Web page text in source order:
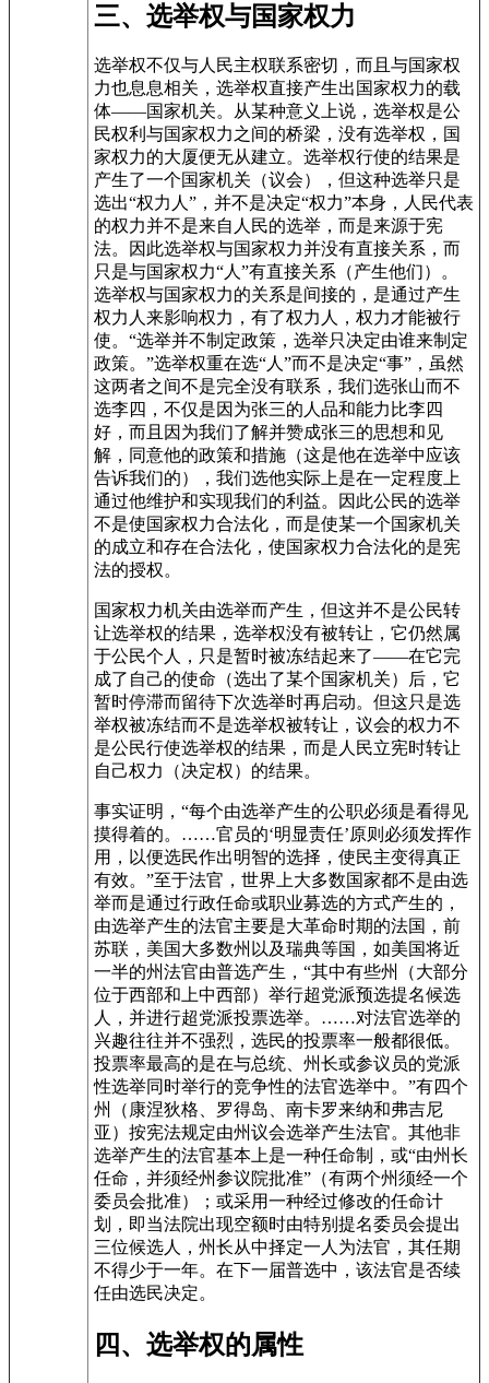
三、选举权与国家权力
选举权不仅与人民主权联系密切，而且与国家权
力也息息相关，选举权直接产生出国家权力的载
体——国家机关。从某种意义上说，选举权是公
民权利与国家权力之间的桥梁，没有选举权，国
家权力的大厦便无从建立。选举权行使的结果是
产生了一个国家机关（议会），但这种选举只是
选出“权力人”，并不是决定“权力”本身，人民代表
的权力并不是来自人民的选举，而是来源于宪
法。因此选举权与国家权力并没有直接关系，而
只是与国家权力“人”有直接关系（产生他们）。
选举权与国家权力的关系是间接的，是通过产生
权力人来影响权力，有了权力人，权力才能被行
使。“选举并不制定政策，选举只决定由谁来制定
政策。”选举权重在选“人”而不是决定“事”，虽然
这两者之间不是完全没有联系，我们选张山而不
选李四，不仅是因为张三的人品和能力比李四
好，而且因为我们了解并赞成张三的思想和见
解，同意他的政策和措施（这是他在选举中应该
告诉我们的），我们选他实际上是在一定程度上
通过他维护和实现我们的利益。因此公民的选举
不是使国家权力合法化，而是使某一个国家机关
的成立和存在合法化，使国家权力合法化的是宪
法的授权。
国家权力机关由选举而产生，但这并不是公民转
让选举权的结果，选举权没有被转让，它仍然属
于公民个人，只是暂时被冻结起来了——在它完
成了自己的使命（选出了某个国家机关）后，它
暂时停滞而留待下次选举时再启动。但这只是选
举权被冻结而不是选举权被转让，议会的权力不
是公民行使选举权的结果，而是人民立宪时转让
自己权力（决定权）的结果。
事实证明，“每个由选举产生的公职必须是看得见
摸得着的。……官员的‘明显责任’原则必须发挥作
用，以便选民作出明智的选择，使民主变得真正
有效。”至于法官，世界上大多数国家都不是由选
举而是通过行政任命或职业募选的方式产生的，
由选举产生的法官主要是大革命时期的法国，前
苏联，美国大多数州以及瑞典等国，如美国将近
一半的州法官由普选产生，“其中有些州（大部分
位于西部和上中西部）举行超党派预选提名候选
人，并进行超党派投票选举。……对法官选举的
兴趣往往并不强烈，选民的投票率一般都很低。
投票率最高的是在与总统、州长或参议员的党派
性选举同时举行的竞争性的法官选举中。”有四个
州（康涅狄格、罗得岛、南卡罗来纳和弗吉尼
亚）按宪法规定由州议会选举产生法官。其他非
选举产生的法官基本上是一种任命制，或“由州长
任命，并须经州参议院批准”（有两个州须经一个
委员会批准）；或采用一种经过修改的任命计
划，即当法院出现空额时由特别提名委员会提出
三位候选人，州长从中择定一人为法官，其任期
不得少于一年。在下一届普选中，该法官是否续
任由选民决定。
四、选举权的属性